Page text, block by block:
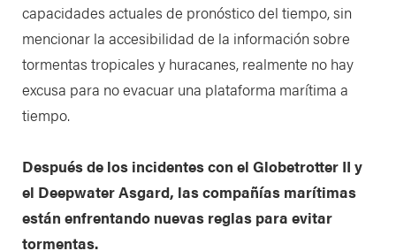
capacidades actuales de pronóstico del tiempo, sin
mencionar la accesibilidad de la información sobre
tormentas tropicales y huracanes, realmente no hay
excusa para no evacuar una plataforma marítima a
tiempo.
Después de los incidentes con el Globetrotter II y
el Deepwater Asgard, las compañías marítimas
están enfrentando nuevas reglas para evitar
tormentas.